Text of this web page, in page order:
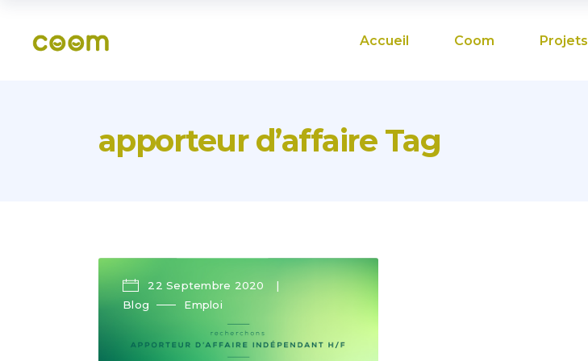
Accueil Coom
apporteur d’affaire Tag
22 Septembre 2020
Blog
Emploi